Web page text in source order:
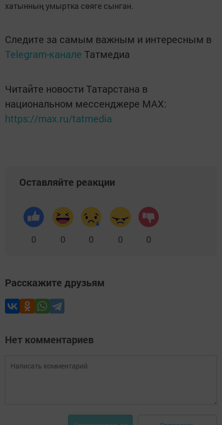
хатынның умыртка сөяге сынган.
Следите за самым важным и интересным в
Telegram-канале Татмедиа
Читайте новости Татарстана в
национальном мессенджере MАХ:
https://max.ru/tatmedia
Оставляйте реакции
0 0 0 0 0
Расскажите друзьям
Нет комментариев